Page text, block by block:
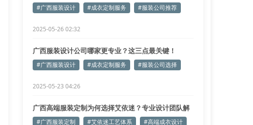
#广西服装设计 #成衣定制服务 #服装公司推荐
2025-05-26 02:32
广西服装设计公司哪家更专业？这三点最关键！
#广西服装设计 #成衣定制服务 #服装公司选择
2025-05-23 04:26
广西高端服装定制为何选择艾依迷？专业设计团队解
密#广西服装定制 #艾依迷工艺体系 #高端成衣设计